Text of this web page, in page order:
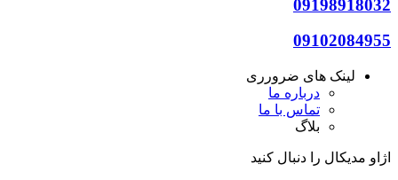
09198918032
09102084955
لینک های ضرورری
درباره ما
تماس با ما
بلاگ
اژاو مدیکال را دنبال کنید